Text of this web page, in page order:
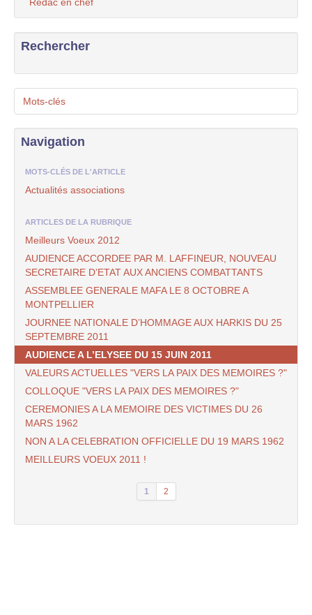
Rechercher
Mots-clés
Navigation
MOTS-CLÉS DE L'ARTICLE
Actualités associations
ARTICLES DE LA RUBRIQUE
Meilleurs Voeux 2012
AUDIENCE ACCORDEE PAR M. LAFFINEUR, NOUVEAU
SECRETAIRE D’ETAT AUX ANCIENS COMBATTANTS
ASSEMBLEE GENERALE MAFA LE 8 OCTOBRE A
MONTPELLIER
JOURNEE NATIONALE D’HOMMAGE AUX HARKIS DU 25
SEPTEMBRE 2011
AUDIENCE A L’ELYSEE DU 15 JUIN 2011
VALEURS ACTUELLES "VERS LA PAIX DES MEMOIRES ?"
COLLOQUE "VERS LA PAIX DES MEMOIRES ?"
CEREMONIES A LA MEMOIRE DES VICTIMES DU 26
MARS 1962
NON A LA CELEBRATION OFFICIELLE DU 19 MARS 1962
MEILLEURS VOEUX 2011 !
1 2